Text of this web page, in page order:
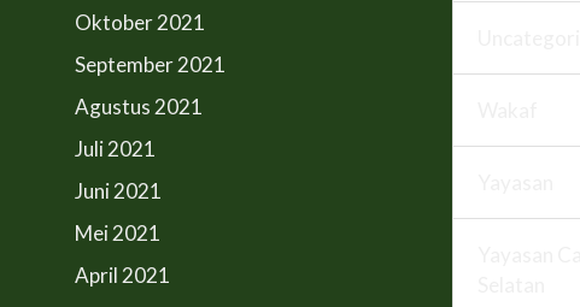
Oktober 2021
September 2021
Agustus 2021
Juli 2021
Juni 2021
Mei 2021
April 2021